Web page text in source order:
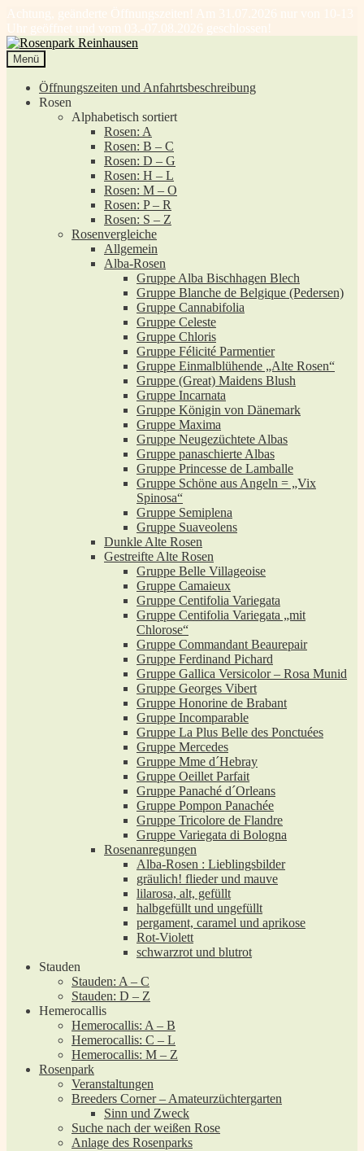
Achtung, geänderte Öffnungszeiten! Am 31.07.2026 nur von 10-13
Uhr geöffnet und vom 03.-07.08.2026 geschlossen!
Zur
Navigation
springen
Zum
Inhalt
springen
Menü
Öffnungszeiten und Anfahrtsbeschreibung
Rosen
Alphabetisch sortiert
Rosen: A
Rosen: B – C
Rosen: D – G
Rosen: H – L
Rosen: M – O
Rosen: P – R
Rosen: S – Z
Rosenvergleiche
Allgemein
Alba-Rosen
Gruppe Alba Bischhagen Blech
Gruppe Blanche de Belgique (Pedersen)
Gruppe Cannabifolia
Gruppe Celeste
Gruppe Chloris
Gruppe Félicité Parmentier
Gruppe Einmalblühende „Alte Rosen“
Gruppe (Great) Maidens Blush
Gruppe Incarnata
Gruppe Königin von Dänemark
Gruppe Maxima
Gruppe Neugezüchtete Albas
Gruppe panaschierte Albas
Gruppe Princesse de Lamballe
Gruppe Schöne aus Angeln = „Vix
Spinosa“
Gruppe Semiplena
Gruppe Suaveolens
Dunkle Alte Rosen
Gestreifte Alte Rosen
Gruppe Belle Villageoise
Gruppe Camaieux
Gruppe Centifolia Variegata
Gruppe Centifolia Variegata „mit
Chlorose“
Gruppe Commandant Beaurepair
Gruppe Ferdinand Pichard
Gruppe Gallica Versicolor – Rosa Munid
Gruppe Georges Vibert
Gruppe Honorine de Brabant
Gruppe Incomparable
Gruppe La Plus Belle des Ponctuées
Gruppe Mercedes
Gruppe Mme d´Hebray
Gruppe Oeillet Parfait
Gruppe Panaché d´Orleans
Gruppe Pompon Panachée
Gruppe Tricolore de Flandre
Gruppe Variegata di Bologna
Rosenanregungen
Alba-Rosen : Lieblingsbilder
gräulich! flieder und mauve
lilarosa, alt, gefüllt
halbgefüllt und ungefüllt
pergament, caramel und aprikose
Rot-Violett
schwarzrot und blutrot
Stauden
Stauden: A – C
Stauden: D – Z
Hemerocallis
Hemerocallis: A – B
Hemerocallis: C – L
Hemerocallis: M – Z
Rosenpark
Veranstaltungen
Breeders Corner – Amateurzüchtergarten
Sinn und Zweck
Suche nach der weißen Rose
Anlage des Rosenparks